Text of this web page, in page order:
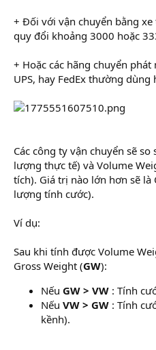
+ Đối với vận chuyển bằng
quy đổi khoảng 3000 hoặc
+ Hoặc các hãng chuyển
UPS, hay FedEx thường
Các công ty vận chuyển sẽ
lượng thực tế) và Volume
tích). Giá trị nào lớn hơn sẽ là
lượng tính cước).
Ví dụ:
Sau khi tính được Volume
Gross Weight (GW):
Nếu GW > VW : Tính
Nếu VW > GW : Tính
kềnh).